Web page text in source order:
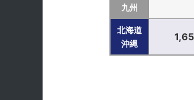
九州
北海道
沖縄